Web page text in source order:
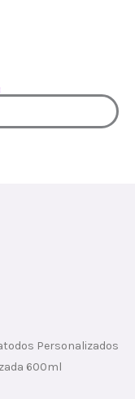
Personalizados
600ml